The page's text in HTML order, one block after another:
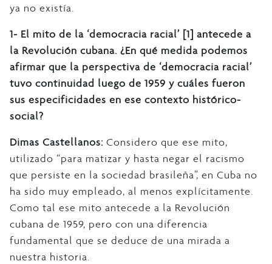
ya no existía.
1- El mito de la ‘democracia racial’ [1] antecede a
la Revolución cubana. ¿En qué medida podemos
afirmar que la perspectiva de ‘democracia racial’
tuvo continuidad luego de 1959 y cuáles fueron
sus especificidades en ese contexto histórico-
social?
Dimas Castellanos: Considero que ese mito,
utilizado “para matizar y hasta negar el racismo
que persiste en la sociedad brasileña”, en Cuba no
ha sido muy empleado, al menos explícitamente.
Como tal ese mito antecede a la Revolución
cubana de 1959, pero con una diferencia
fundamental que se deduce de una mirada a
nuestra historia.